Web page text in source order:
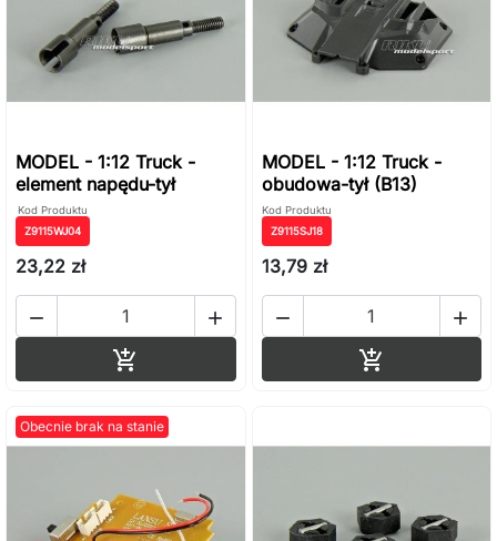
MODEL - 1:12 Truck -
element napędu-tył
Kod Produktu
Z9115WJ04
23,22 zł
 

MODEL - 1:12 Truck -
obudowa-tył (B13)
Kod Produktu
Z9115SJ18
13,79 zł
 

Obecnie brak na stanie